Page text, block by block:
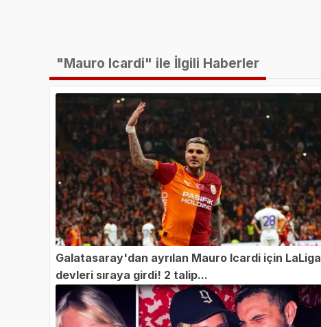
"Mauro Icardi" ile İlgili Haberler
Galatasaray'dan ayrılan Mauro Icardi için LaLiga
devleri sıraya girdi! 2 talip...